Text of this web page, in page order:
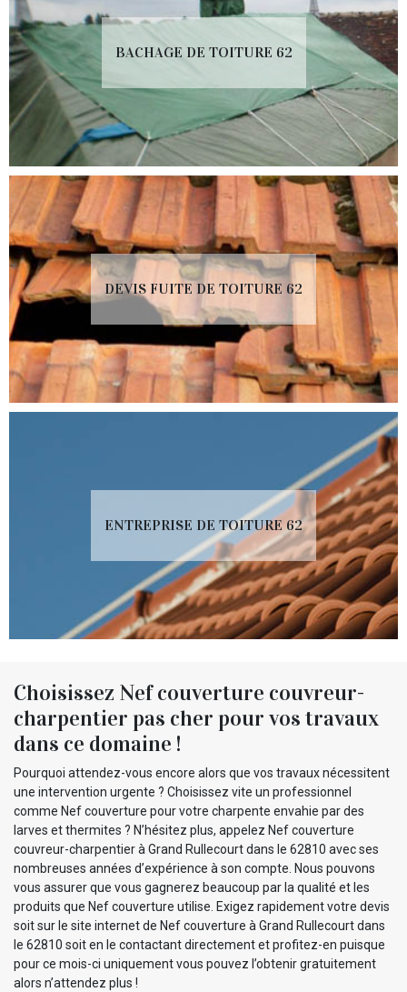
BACHAGE DE TOITURE 62
DEVIS FUITE DE TOITURE 62
ENTREPRISE DE TOITURE 62
Choisissez Nef couverture couvreur-
charpentier pas cher pour vos travaux
dans ce domaine !
Pourquoi attendez-vous encore alors que vos travaux nécessitent
une intervention urgente ? Choisissez vite un professionnel
comme Nef couverture pour votre charpente envahie par des
larves et thermites ? N’hésitez plus, appelez Nef couverture
couvreur-charpentier à Grand Rullecourt dans le 62810 avec ses
nombreuses années d’expérience à son compte. Nous pouvons
vous assurer que vous gagnerez beaucoup par la qualité et les
produits que Nef couverture utilise. Exigez rapidement votre devis
soit sur le site internet de Nef couverture à Grand Rullecourt dans
le 62810 soit en le contactant directement et profitez-en puisque
pour ce mois-ci uniquement vous pouvez l’obtenir gratuitement
alors n’attendez plus !